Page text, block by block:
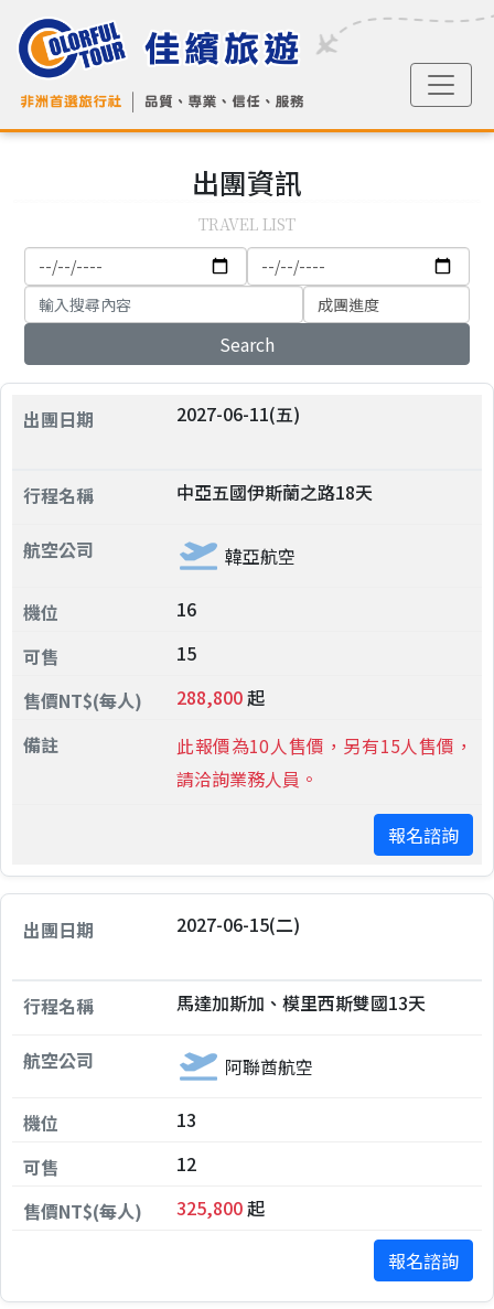
出團資訊
TRAVEL LIST
Search
2027-06-11(五)
中亞五國伊斯蘭之路18天
韓亞航空
16
15
288,800起
此報價為10人售價，另有15人售價，
請洽詢業務人員。
報名諮詢
2027-06-15(二)
馬達加斯加、模里西斯雙國13天
阿聯酋航空
13
12
325,800起
報名諮詢